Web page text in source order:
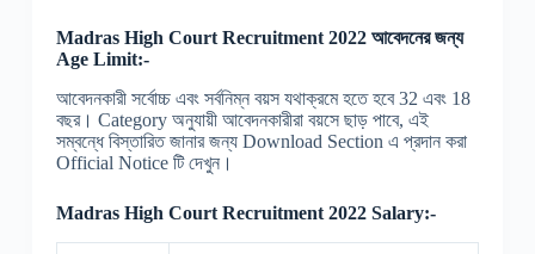
Madras High Court Recruitment 2022 আবেদনের জন্য
Age Limit:-
আবেদনকারী সর্বোচ্চ এবং সর্বনিম্ন বয়স যথাক্রমে হতে হবে 32 এবং 18
বছর। Category অনুযায়ী আবেদনকারীরা বয়সে ছাড় পাবে, এই
সম্বন্ধে বিস্তারিত জানার জন্য Download Section এ প্রদান করা
Official Notice টি দেখুন।
Madras High Court Recruitment 2022 Salary:-